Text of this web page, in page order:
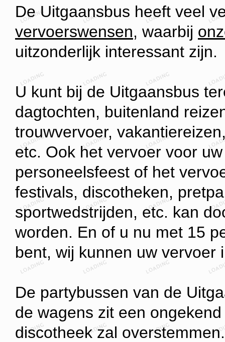
De Uitgaansbus heeft veel
vervoerswensen, waarbij
uitzonderlijk interessant zijn.
U kunt bij de Uitgaansbus
dagtochten, buitenland
trouwvervoer,
etc. Ook het vervoer voor
personeelsfeest of het
festivals, discotheken,
sportwedstrijden, etc. kan
worden. En of u nu met 15
bent, wij kunnen uw vervoer
De partybussen van de
de wagens zit een
discotheek zal